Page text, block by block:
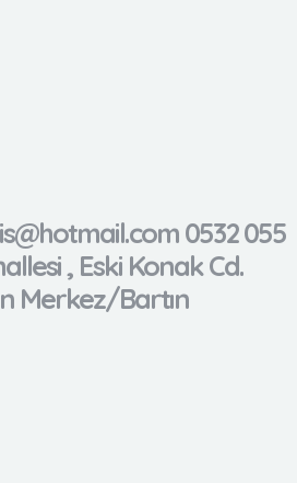
0532 055
, Eski Konak Cd.
Merkez/Bartın